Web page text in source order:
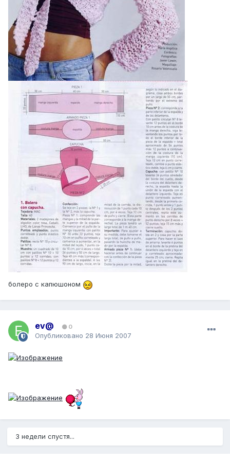
болеро с капюшоном
ev@ 0
Опубликовано 28 Июня 2007
3 недели спустя...